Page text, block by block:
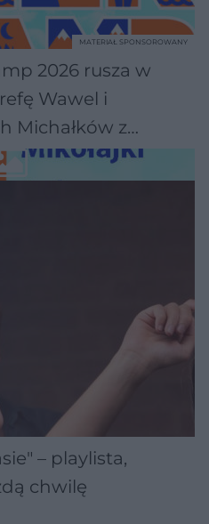
2026 rusza w
Wawel i
Michałków z
MATERIAŁ SPONSOROWANY
– playlista,
chwilę